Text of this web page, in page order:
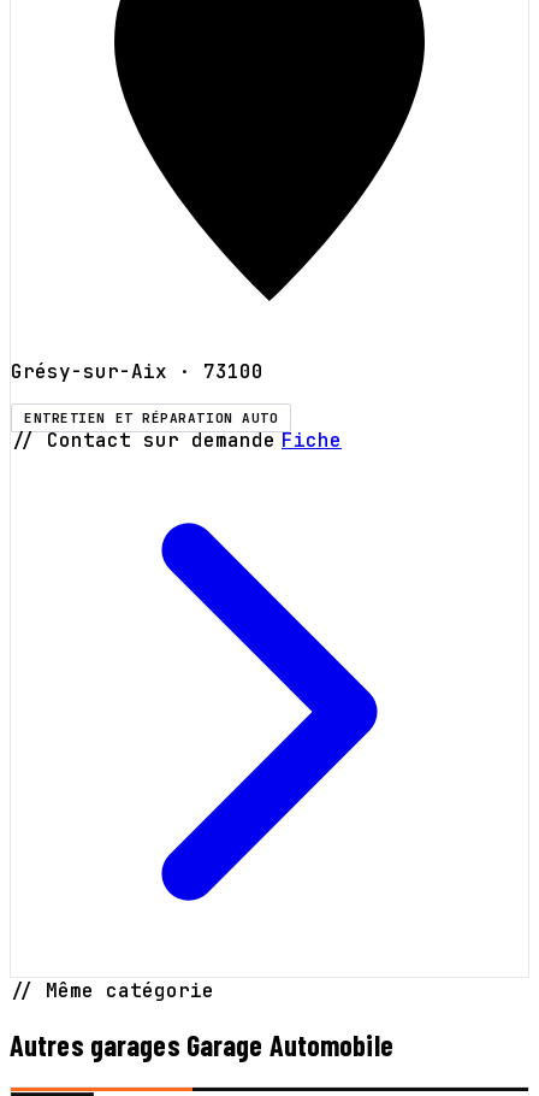
Grésy-sur-Aix · 73100
ENTRETIEN ET RÉPARATION AUTO
// Contact sur demande Fiche
// Même catégorie
Autres garages Garage Automobile